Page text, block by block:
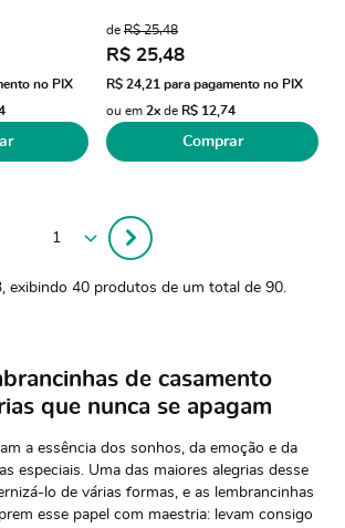
no PIX
TRANSPARENTE
de R$ 25,48
R$ 25,48
R$ 24,21 para pagamento no PIX
ou em 2x de R$ 12,74
Comprar
exibindo 40 produtos de um total de 90.
de casamento
que nunca se apagam
a essência dos sonhos, da emoção e da
especiais. Uma das maiores alegrias desse
lo de várias formas, e as lembrancinhas
esse papel com maestria: levam consigo